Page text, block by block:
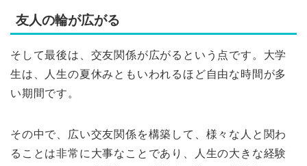
友人の輪が広がる
そして最後は、交友関係が広がるという点です。大学
生は、人生の夏休みともいわれるほど自由な時間が多
い期間です。
その中で、広い交友関係を構築して、様々な人と関わ
ることは非常に大事なことであり、人生の大きな経験